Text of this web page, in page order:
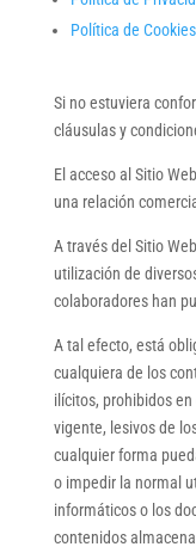
Política de Cookies
Si no estuviera
cláusulas y
El acceso al Sitio
una relación
A través del Sitio
utilización de
colaboradores han
A tal efecto, está
cualquiera de los
ilícitos, prohibidos
vigente, lesivos de
cualquier forma
o impedir la normal
informáticos o los
contenidos